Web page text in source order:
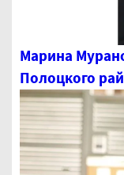
Марина
Полоцкого